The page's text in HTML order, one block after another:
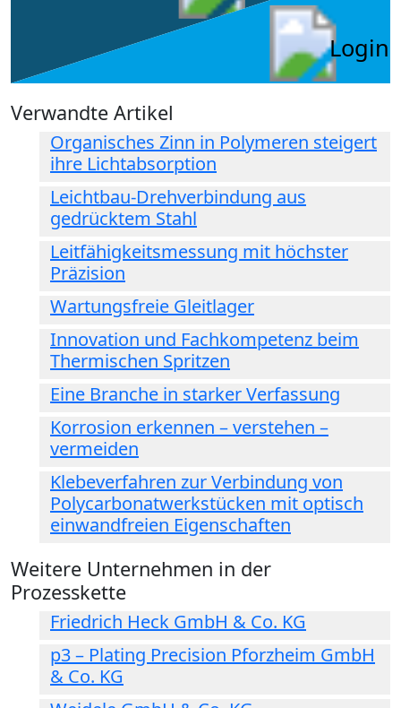
Login
Verwandte Artikel
Organisches Zinn in Polymeren steigert
ihre Lichtabsorption
Leichtbau-Drehverbindung aus
gedrücktem Stahl
Leitfähigkeitsmessung mit höchster
Präzision
Wartungsfreie Gleitlager
Innovation und Fachkompetenz beim
Thermischen Spritzen
Eine Branche in starker Verfassung
Korrosion erkennen – verstehen –
vermeiden
Klebeverfahren zur Verbindung von
Polycarbonatwerkstücken mit optisch
einwandfreien Eigenschaften
Weitere Unternehmen in der
Prozesskette
Friedrich Heck GmbH & Co. KG
p3 – Plating Precision Pforzheim GmbH
& Co. KG